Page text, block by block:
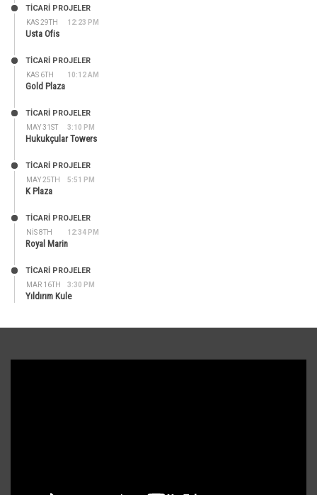
KAS 29TH 12:23 PM
TİCARİ PROJELER
Usta Ofis
KAS 6TH 10:12 AM
TİCARİ PROJELER
Gold Plaza
MAY 31ST 3:10 PM
TİCARİ PROJELER
Hukukçular Towers
MAY 25TH 5:51 PM
TİCARİ PROJELER
K Plaza
NIS 8TH 12:34 PM
TİCARİ PROJELER
Royal Marin
MAR 16TH 3:30 PM
TİCARİ PROJELER
Yıldırım Kule